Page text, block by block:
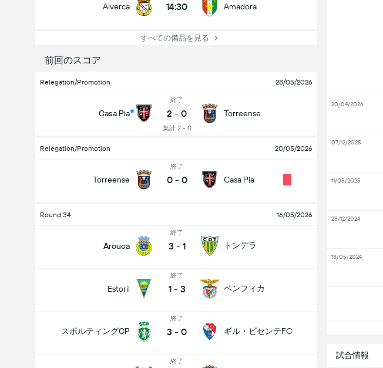
Alverca 14:30 Amadora
すべての備品を見る
前回のスコア
Relegation/Promotion 28/05/2026
Casa Pia
終了
2 - 0
集計 2 - 0
Torreense
Relegation/Promotion 20/05/2026
Torreense
終了
0 - 0 Casa Pia
Round 34 16/05/2026
Arouca
終了
3 - 1 トンデラ
Estoril
終了
1 - 3 ベンフィカ
スポルティングCP
終了
3 - 0 ギル・ビセンテFC
終了
試合情報
20/04/2026
07/12/2025
11/05/2025
28/12/2024
18/05/2024